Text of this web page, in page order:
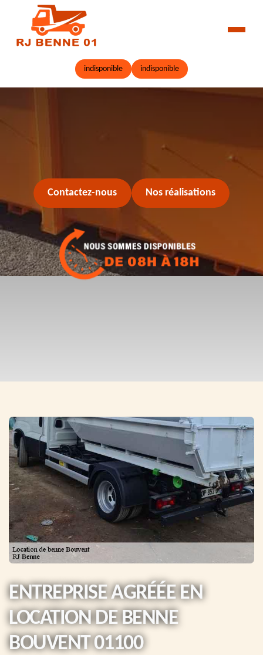
indisponible indisponible
Contactez-nous Nos réalisations
ENTREPRISE AGRÉÉE EN
LOCATION DE BENNE
BOUVENT 01100